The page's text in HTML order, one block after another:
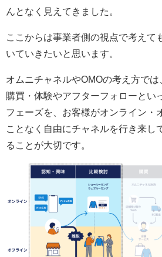
んとなく見えてきました。
ここからは事業者側の視点で考えて
いていきたいと思います。
オムニチャネルやOMOの考え方では
購買・体験やアフターフォローとい
フェーズを、お客様がオンライン・
ことなく自由にチャネルを行き来し
ることが大切です。